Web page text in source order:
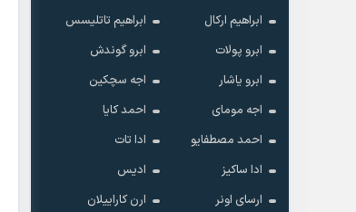
ابراهیم ارکال
ابراهیم تاتلیسس
ابرو پولات
ابرو گوندش
ابرو یاشار
اجه سچکین
اجه مومای
احمد کایا
احمد مصطفایو
ادا تات
ادا ساکیز
ادیس
ارسای اونر
ارن کاراییلان